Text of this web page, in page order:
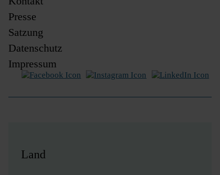
überspringen
Presse
Satzung
Datenschutz
Impressum
Land